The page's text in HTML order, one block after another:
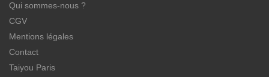
Qui sommes-nous ?
CGV
Mentions légales
Contact
Taiyou Paris